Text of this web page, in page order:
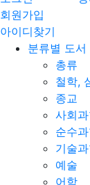
회원가입
아이디찾기
분류별 도서
총류
철학,
종교
사회
순수
기술
예술
어학